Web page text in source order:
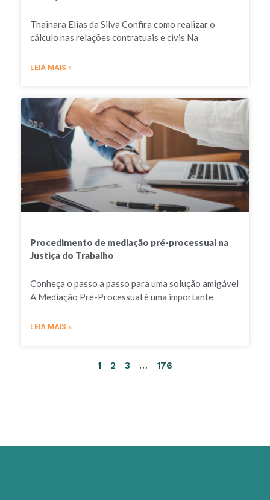
Thainara Elias da Silva Confira como realizar o
cálculo nas relações contratuais e civis Na
LEIA MAIS »
Procedimento de mediação pré-processual na
Justiça do Trabalho
Conheça o passo a passo para uma solução amigável
A Mediação Pré-Processual é uma importante
LEIA MAIS »
1 2 3 … 176